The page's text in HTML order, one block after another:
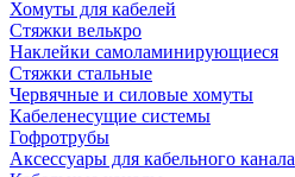
Хомуты для кабелей
Стяжки велькро
Наклейки самоламинирующиеся
Стяжки стальные
Червячные и силовые хомуты
Кабеленесущие системы
Гофротрубы
Аксессуары для кабельного канала